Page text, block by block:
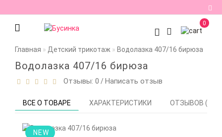
Регистрация
0
Главная Детский трикотаж Водолазка 407/16 бирюза
Водолазка 407/16 бирюза
Отзывы: 0 /Написать отзыв
ВСЕ О ТОВАРЕ ХАРАКТЕРИСТИКИ ОТЗЫВОВ (0)
NEW